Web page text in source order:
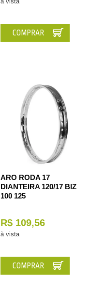
COMPRAR
ARO RODA 17
DIANTEIRA 120/17 BIZ
100 125
R$ 109,56
à vista
COMPRAR